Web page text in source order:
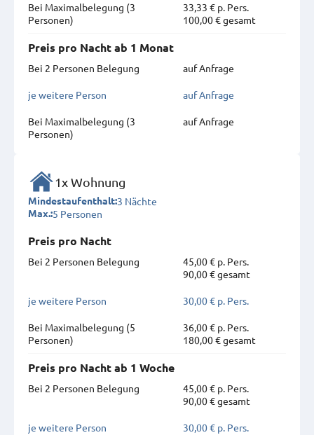
Bei Maximal­belegung (3
Personen)
33,33 € p. Pers.
100,00 € gesamt
Preis pro Nacht ab 1 Monat
Bei 2 Personen Belegung
auf Anfrage
je weitere Person auf Anfrage
Bei Maximal­belegung (3
Personen)
auf Anfrage
1x Wohnung
Mindestaufenthalt:3 Nächte
Max.:5 Personen
Preis pro Nacht
Bei 2 Personen Belegung
45,00 € p. Pers.
90,00 € gesamt
je weitere Person 30,00 € p. Pers.
Bei Maximal­belegung (5
Personen)
36,00 € p. Pers.
180,00 € gesamt
Preis pro Nacht ab 1 Woche
Bei 2 Personen Belegung
45,00 € p. Pers.
90,00 € gesamt
je weitere Person 30,00 € p. Pers.